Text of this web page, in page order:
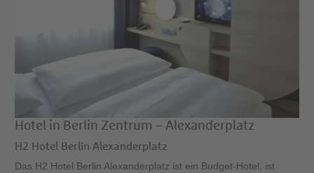
Hotel in Berlin Zentrum – Alexanderplatz
H2 Hotel Berlin Alexanderplatz
Das H2 Hotel Berlin Alexanderplatz ist ein Budget-Hotel, ist